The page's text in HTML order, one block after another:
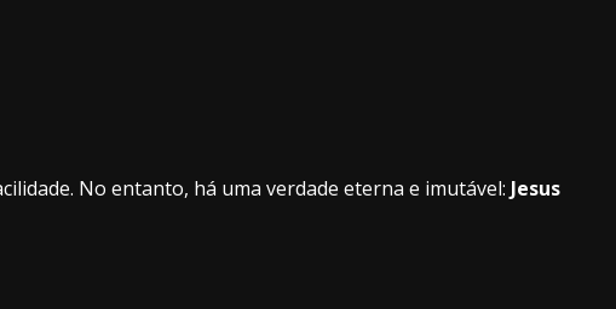
No entanto, há uma verdade eterna e imutável: Jesus